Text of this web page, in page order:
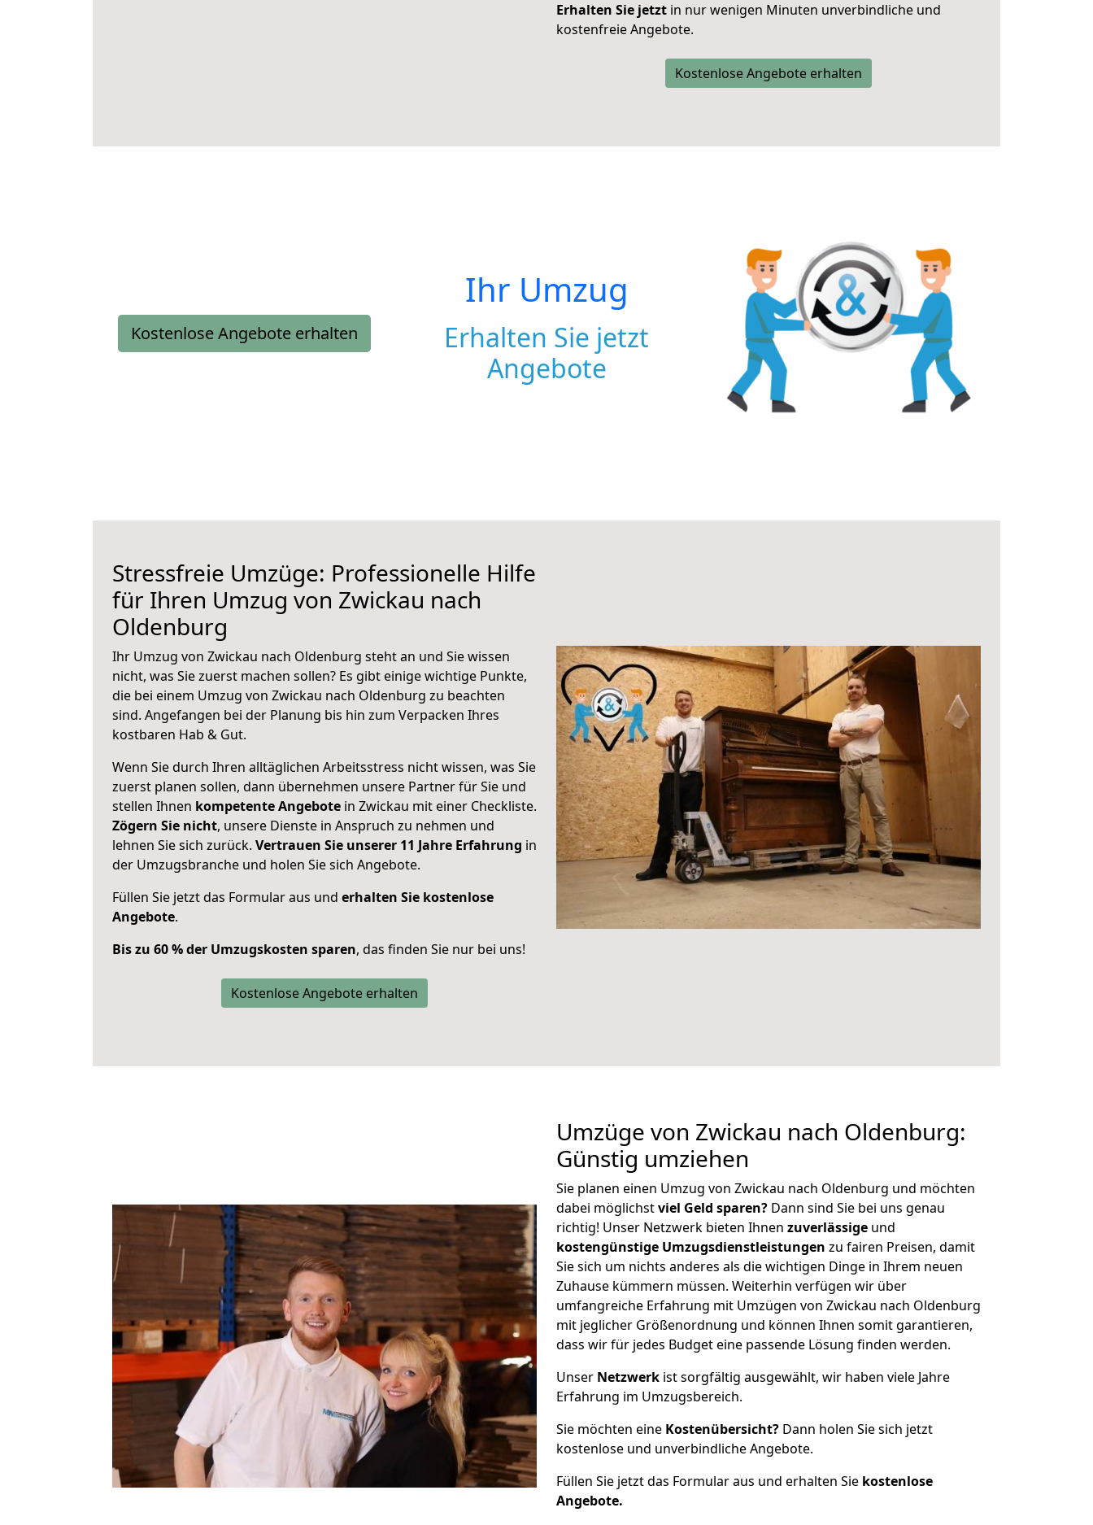
Erhalten Sie jetzt in nur wenigen Minuten unverbindliche und
kostenfreie Angebote.
Kostenlose Angebote erhalten
Kostenlose Angebote erhalten
Ihr Umzug
Erhalten Sie jetzt
Angebote
Stressfreie Umzüge: Professionelle Hilfe
für Ihren Umzug von Zwickau nach
Oldenburg
Ihr Umzug von Zwickau nach Oldenburg steht an und Sie wissen
nicht, was Sie zuerst machen sollen? Es gibt einige wichtige Punkte,
die bei einem Umzug von Zwickau nach Oldenburg zu beachten
sind. Angefangen bei der Planung bis hin zum Verpacken Ihres
kostbaren Hab & Gut.
Wenn Sie durch Ihren alltäglichen Arbeitsstress nicht wissen, was Sie
zuerst planen sollen, dann übernehmen unsere Partner für Sie und
stellen Ihnen kompetente Angebote in Zwickau mit einer Checkliste.
Zögern Sie nicht, unsere Dienste in Anspruch zu nehmen und
lehnen Sie sich zurück. Vertrauen Sie unserer 11 Jahre Erfahrung in
der Umzugsbranche und holen Sie sich Angebote.
Füllen Sie jetzt das Formular aus und erhalten Sie kostenlose
Angebote.
Bis zu 60 % der Umzugskosten sparen, das finden Sie nur bei uns!
Kostenlose Angebote erhalten
Umzüge von Zwickau nach Oldenburg:
Günstig umziehen
Sie planen einen Umzug von Zwickau nach Oldenburg und möchten
dabei möglichstviel Geld sparen? Dann sind Sie bei uns genau
richtig! Unser Netzwerk bieten Ihnen zuverlässige und
kostengünstige Umzugsdienstleistungen zu fairen Preisen, damit
Sie sich um nichts anderes als die wichtigen Dinge in Ihrem neuen
Zuhause kümmern müssen. Weiterhin verfügen wir über
umfangreiche Erfahrung mit Umzügen von Zwickau nach Oldenburg
mit jeglicher Größenordnung und können Ihnen somit garantieren,
dass wir für jedes Budget eine passende Lösung finden werden.
Unser Netzwerk ist sorgfältig ausgewählt, wir haben viele Jahre
Erfahrung im Umzugsbereich.
Sie möchten eine Kostenübersicht? Dann holen Sie sich jetzt
kostenlose und unverbindliche Angebote.
Füllen Sie jetzt das Formular aus und erhalten Sie kostenlose
Angebote.